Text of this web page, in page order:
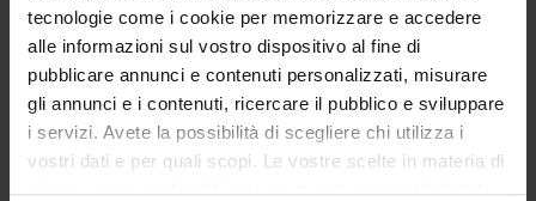
tecnologie come i cookie per memorizzare e accedere
alle informazioni sul vostro dispositivo al fine di
pubblicare annunci e contenuti personalizzati, misurare
gli annunci e i contenuti, ricercare il pubblico e sviluppare
i servizi. Avete la possibilità di scegliere chi utilizza i
vostri dati e per quali scopi. Le vostre scelte in materia di
privacy sono applicabili solo su questa proprietà digitale
Degree Programme
Exam calendar
Notices
Thesis and internship proposals
Governing bodies
Faculty staff